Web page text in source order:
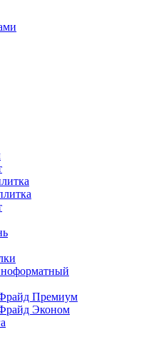
Премиум
Эконом